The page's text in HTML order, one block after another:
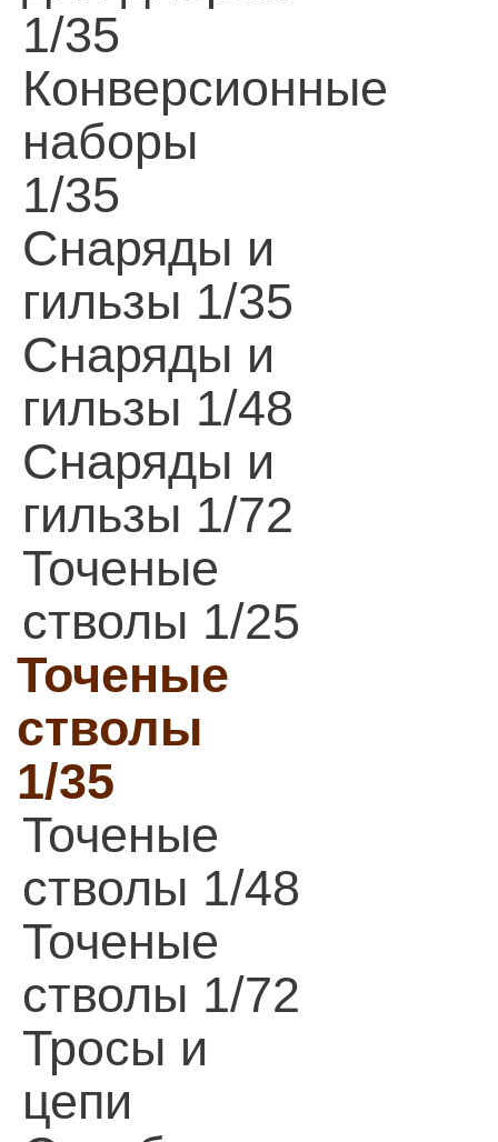
1/35
Конверсионные
наборы
1/35
Снаряды и
гильзы 1/35
Снаряды и
гильзы 1/48
Снаряды и
гильзы 1/72
Точеные
стволы 1/25
Точеные
стволы
1/35
Точеные
стволы 1/48
Точеные
стволы 1/72
Тросы и
цепи